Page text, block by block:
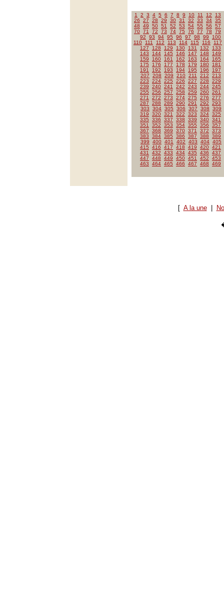
1 2 3 4 5 6 7 8 9 10 11 12
13
26
27 28 29 30 31 32 33 34 35
48
49 50 51 52 53 54 55 56
57
70 71 72 73 74 75 76 77 78
79
92
93 94 95 96 97 98 99
100
110
111 112 113 114 115 116
117
127
128 129 130 131 132
133
143
144 145 146 147 148
149
159
160 161 162 163 164
165
175
176 177 178 179 180
181
191
192 193 194 195 196
197
207
208 209 210 211 212
213
223
224 225 226 227 228
229
239
240 241 242 243 244 245
255
256 257 258 259 260 261
271
272 273 274 275 276
277
287
288 289 290 291 292
293
303
304 305 306 307 308
309
319
320 321 322 323 324 325
335
336 337 338 339 340 341
351
352 353 354 355 356
357
367
368 369 370 371 372
373
383
384 385 386 387 388
389
399
400 401 402 403 404 405
415
416 417 418 419 420 421
431
432 433 434 435 436
437
447
448 449 450 451 452
453
463
464 465 466 467 468 469
[ A la une|